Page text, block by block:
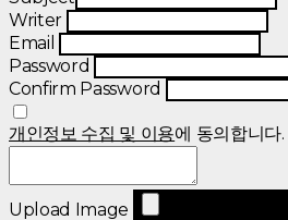
Writer
Email
Password
Confirm Password
개인정보 수집 및 이용에 동의합니다.
Upload Image